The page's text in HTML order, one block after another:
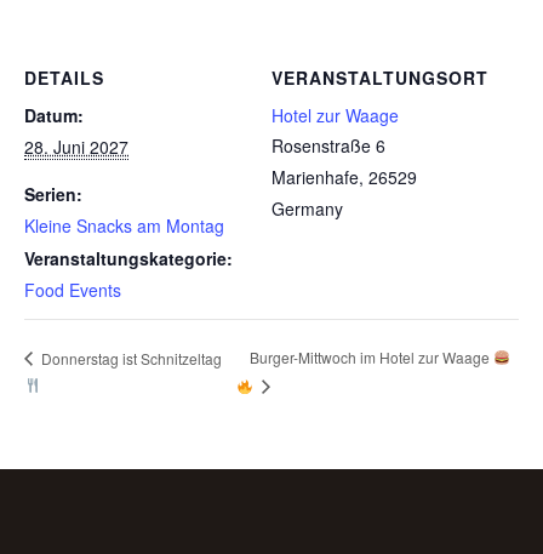
DETAILS
Datum:
28. Juni 2027
Serien:
Kleine Snacks am Montag
Veranstaltungskategorie:
Food Events
VERANSTALTUNGSORT
Hotel zur Waage
Rosenstraße 6
Marienhafe, 26529
Germany
Donnerstag ist Schnitzeltag Burger-Mittwoch im Hotel zur Waage